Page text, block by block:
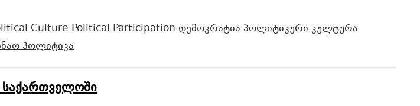
CulturePolitical Participationდემოკრატიაპოლიტიკური კულტურა
პოლიტიკა